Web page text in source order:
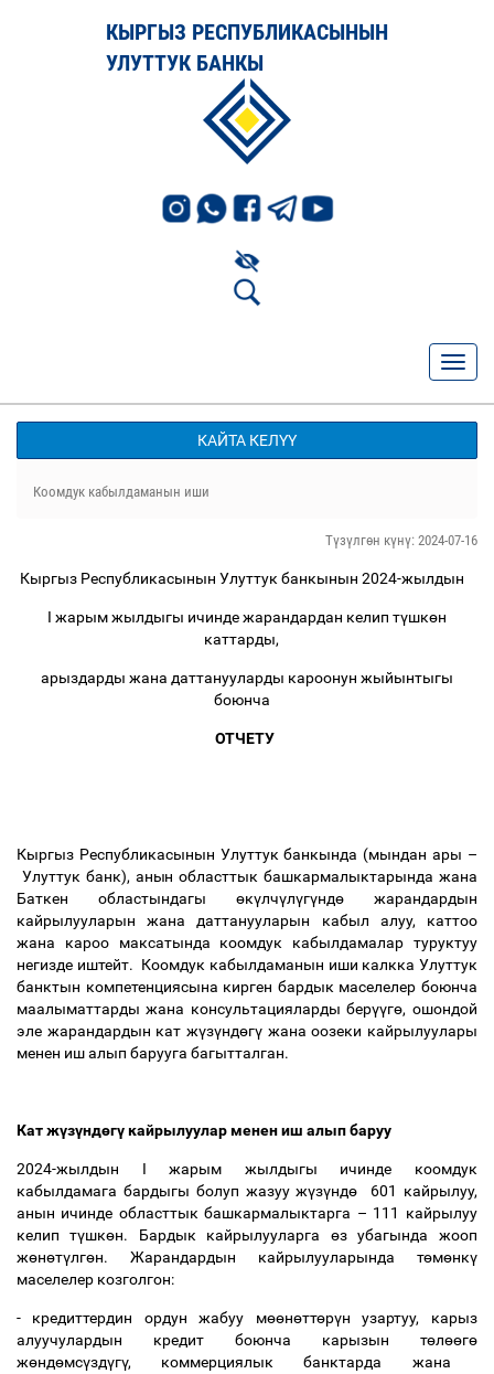
КЫРГЫЗ РЕСПУБЛИКАСЫНЫН
УЛУТТУК БАНКЫ
КАЙТА КЕЛҮҮ
Коомдук кабылдаманын иши
Түзүлгөн күнү: 2024-07-16
Кыргыз Республикасынын Улуттук банкынын 2024-жылдын
I жарым жылдыгы ичинде жарандардан келип түшкөн
каттарды,
арыздарды жана даттанууларды кароонун жыйынтыгы
боюнча
ОТЧЕТУ
Кыргыз Республикасынын Улуттук банкында (мындан ары –
Улуттук банк), анын областтык башкармалыктарында жана
Баткен областындагы өкүлчүлүгүндө жарандардын
кайрылууларын жана даттанууларын кабыл алуу, каттоо
жана кароо максатында коомдук кабылдамалар туруктуу
негизде иштейт. Коомдук кабылдаманын иши калкка Улуттук
банктын компетенциясына кирген бардык маселелер боюнча
маалыматтарды жана консультацияларды берүүгө, ошондой
эле жарандардын кат жүзүндөгү жана оозеки кайрылуулары
менен иш алып барууга багытталган.
Кат жүзүндөгүкайрылуулар менен иш алып баруу
2024-жылдын I жарым жылдыгы ичинде коомдук
кабылдамага бардыгы болуп жазуу жүзүндө 601 кайрылуу,
анын ичинде областтык башкармалыктарга – 111 кайрылуу
келип түшкөн. Бардык кайрылууларга өз убагында жооп
жөнөтүлгөн. Жарандардын кайрылууларында төмөнкү
маселелер козголгон:
- кредиттердин ордун жабуу мөөнөттөрүн узартуу, карыз
алуучулардын кредит боюнча карызын төлөөгө
жөндөмсүздүгү, коммерциялык банктарда жана